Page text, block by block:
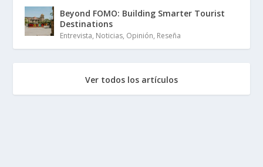
Beyond FOMO: Building Smarter Tourist
Destinations
Entrevista, Noticias, Opinión, Reseña
Ver todos los artículos